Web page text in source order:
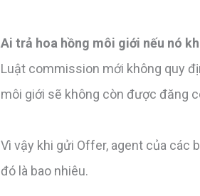
Ai trả hoa hồng môi giới nếu nó
Luật commission mới không quy
môi giới sẽ không còn được đăng
Vì vậy khi gửi Offer, agent của các
đó là bao nhiêu.